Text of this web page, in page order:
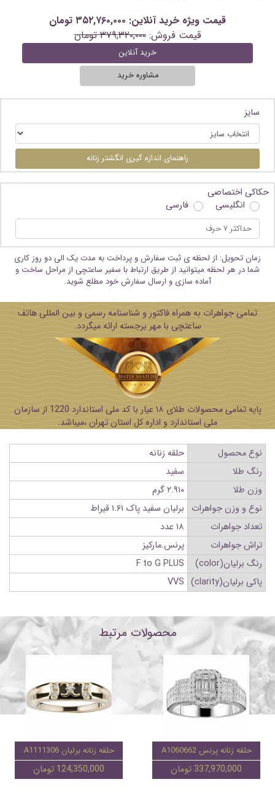
قیمت ویژه خرید آنلاین: ۳۵۲,۷۶۰,۰۰۰ تومان
قیمت فروش:۳۷۹,۳۲۰,۰۰۰ تومان
خرید آنلاین
مشاوره خرید
سایز
راهنمای اندازه گیری انگشتر زنانه
حکاکی اختصاصی
انگلیسی
فارسی
زمان تحویل: از لحظه ی ثبت سفارش و پرداخت به مدت یک الی دو روز کاری
شما در هر لحظه میتوانید از طریق ارتباط با سفیر ساعتچی از مراحل ساخت و
آماده سازی و ارسال سفارش خود مطلع شوید.
تمامی جواهرات به همراه فاکتور و شناسنامه رسمی و بین المللی هاتف
ساعتچی با مهر برجسته ارائه میگردد.
پایه تمامی محصولات طلای ۱۸ عیار با کد ملی استاندارد 1220 از سازمان
ملی استاندارد و اداره کل استان تهران ،میباشد.
نوع محصول
حلقه زنانه
رنگ طلا
سفید
وزن طلا
۲.۹۱۰ گرم
نوع و وزن جواهرات
برلیان سفید پاک ۱.۶۱ قیراط
تعداد جواهرات
۱۸ عدد
تراش جواهرات
پرنس.مارکیز
رنگ برلیان(color)
F to G PLUS
پاکی برلیان(clarity)
VVS
محصولات مرتبط
حلقه زنانه پرنس A1060662
337,970,000 تومان
حلقه زنانه برلیان A1111306
124,350,000 تومان